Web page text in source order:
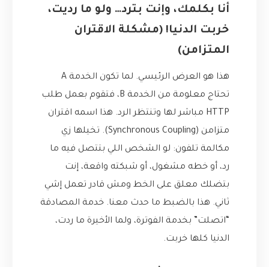
أنا بكلمك، وإنت بترد… ولو ما رديت،
خربت الدنيا! (مشكلة الاقتران
المتزامن)
هذا هو العرض الرئيسي. لما تكون الخدمة A
تحتاج معلومة من الخدمة B، فتقوم بعمل طلب
HTTP مباشر لها وتنتظر الرد. هذا اسمه اقتران
متزامن (Synchronous Coupling). تخيلها زي
مكالمة تلفون: لو الشخص اللي بتتصل فيه ما
رد، أو خطه مشغول، أو شبكته واقعة، إنت
بتضلك معلق على الخط ومش قادر تعمل إشي
ثاني. هذا بالضبط ما حدث معنا. خدمة المصادقة
“اتصلت” بخدمة الفوترة، ولما الأخيرة ما ردت،
الدنيا كلها خربت.